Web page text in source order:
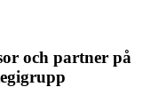
och partner på